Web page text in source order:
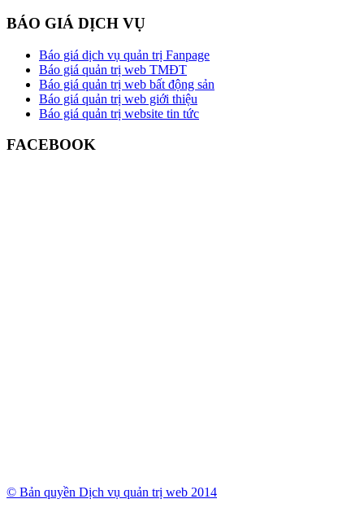
BÁO GIÁ DỊCH VỤ
Báo giá dịch vụ quản trị Fanpage
Báo giá quản trị web TMĐT
Báo giá quản trị web bất động sản
Báo giá quản trị web giới thiệu
Báo giá quản trị website tin tức
FACEBOOK
© Bản quyền Dịch vụ quản trị web 2014